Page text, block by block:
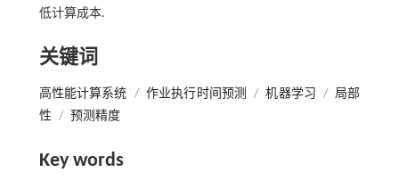
低计算成本.
关键词
高性能计算系统 / 作业执行时间预测 / 机器学习 / 局部
性 / 预测精度
Key words